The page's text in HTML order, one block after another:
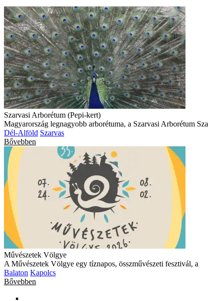
Szarvasi Arborétum (Pepi-kert)
Magyarország legnagyobb arborétuma, a Szarvasi Arborétum Sza
Dél-Alföld Szarvas
Bővebben
Művészetek Völgye
A Művészetek Völgye egy tíznapos, összművészeti fesztivál, a
Balaton Kapolcs
Bővebben